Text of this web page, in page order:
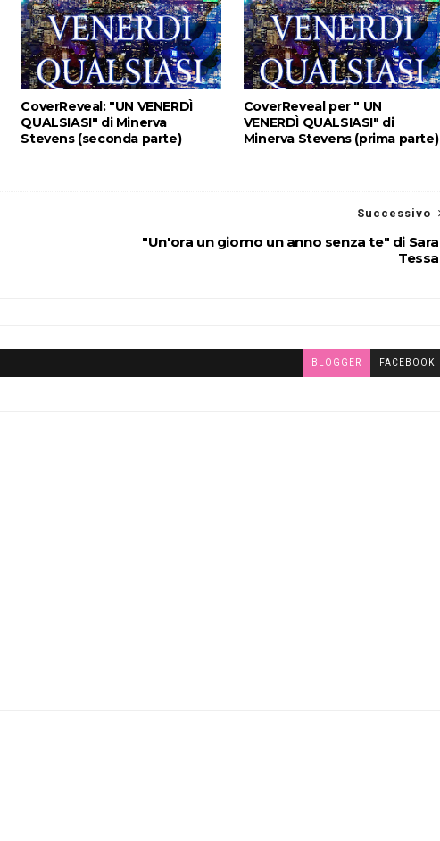
CoverReveal: "UN VENERDÌ
QUALSIASI" di Minerva
Stevens (seconda parte)
CoverReveal per " UN
VENERDÌ QUALSIASI" di
Minerva Stevens (prima parte)
Successivo
"Un'ora un giorno un anno senza te" di Sara
Tessa
BLOGGER FACEBOOK